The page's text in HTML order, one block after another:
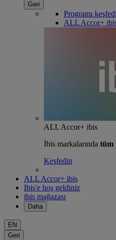
Geri
Programı
ALL Accor+
ALL Accor+ ibis
İbis markalarında tüm
Keşfedin
ALL Accor+ ibis
Ibis'e hoş geldiniz
ibis mağazası
Daha
EN
Geri